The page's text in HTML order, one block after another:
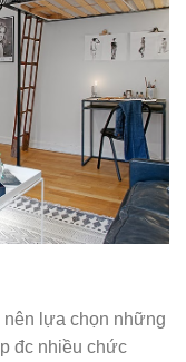
lựa chọn những
đc nhiều chức